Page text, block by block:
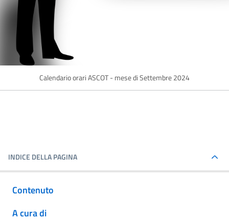
Calendario orari ASCOT - mese di Settembre 2024
INDICE DELLA PAGINA
Contenuto
A cura di